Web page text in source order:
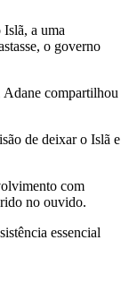
a uma
o governo
Adane compartilhou
de deixar o Islã e
com
no ouvido.
essencial